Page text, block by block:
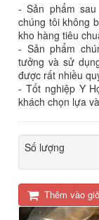
- Sản phẩm
chúng tôi không
kho hàng tiêu
- Sản phẩm
tưởng và sử
được rất nhiều
- Tốt nghiệp Y
khách chọn lựa
Số lượng
Thêm vào giỏ